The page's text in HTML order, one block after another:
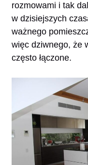
rozmowami i tak
w dzisiejszych
ważnego
więc dziwnego, że
często łączone.